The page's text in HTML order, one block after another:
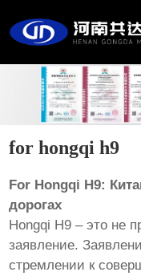
for hongqi h9
For Hongqi H9:
дорогах
Hongqi H9 – это не
заявление.
стремлении к